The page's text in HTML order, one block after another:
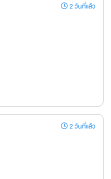
2 วันที่แล้ว
2 วันที่แล้ว